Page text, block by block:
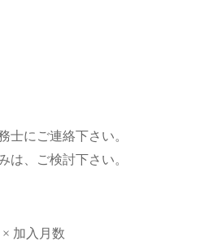
士にご連絡下さい。
は、ご検討下さい。
加入月数